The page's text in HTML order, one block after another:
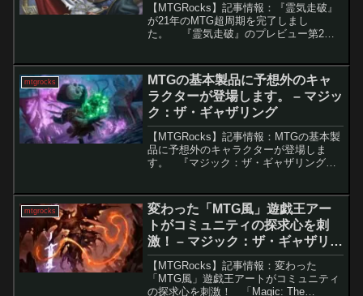
【MTGRocks】記事情報：『霊気走破』
が21年のMTG超周期を完了しまし
た。 『霊気走破』のプレビュー第2週
ファクト・チューター・メイジ」サイ...
mtgrocks
MTGの基本製品に予想外のキャ
ラクターが登場します。 – マジッ
ク：ザ・ギャザリング
【MTGRocks】記事情報：MTGの基本製
品に予想外のキャラクターが登場しま
す。 『マジック：ザ・ギャザリング』
開されていますが、特に目立つ新しいカ
ードのプレビ...
mtgrocks
変わった「MTG風」遊戯王アー
トがコミュニティの探求心を刺
激！ – マジック：ザ・ギャザリン
グ
【MTGRocks】記事情報：変わった
「MTG風」遊戯王アートがコミュニティ
の探求心を刺激！ 「Magic: The